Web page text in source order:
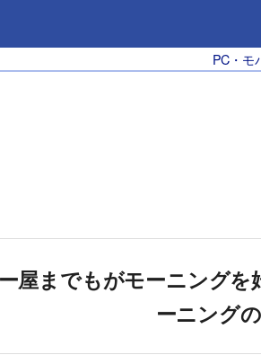
PC・モ
屋までもがモーニング
ーニングの